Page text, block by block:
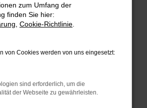
Firewall und deine
Webseiten, zum Beispiel deine
wie Werbeblocker,
bestimmter Seiten
die Seite in einem
zum Umfang der
finden Sie hier:
Cookie-Richtlinie
von Cookies werden von uns eingesetzt:
sind erforderlich, um die
der Webseite zu gewährleisten.